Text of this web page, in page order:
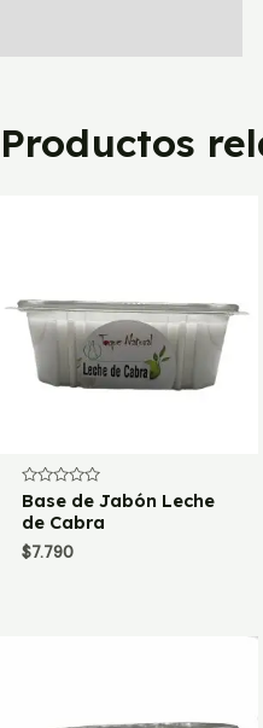
Productos
Valorado
con
0
de
5
Base de Jabón Leche
de Cabra
$7.790